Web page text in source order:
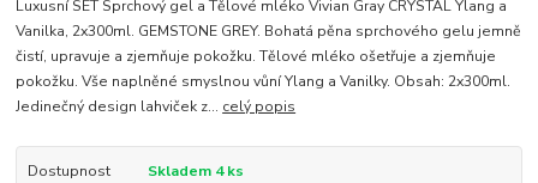
Luxusní SET Sprchový gel a Tělové mléko Vivian Gray CRYSTAL Ylang a
Vanilka, 2x300ml. GEMSTONE GREY. Bohatá pěna sprchového gelu jemně
čistí, upravuje a zjemňuje pokožku. Tělové mléko ošetřuje a zjemňuje
pokožku. Vše naplněné smyslnou vůní Ylang a Vanilky. Obsah: 2x300ml.
Jedinečný design lahviček z... celý popis
Dostupnost Skladem 4 ks